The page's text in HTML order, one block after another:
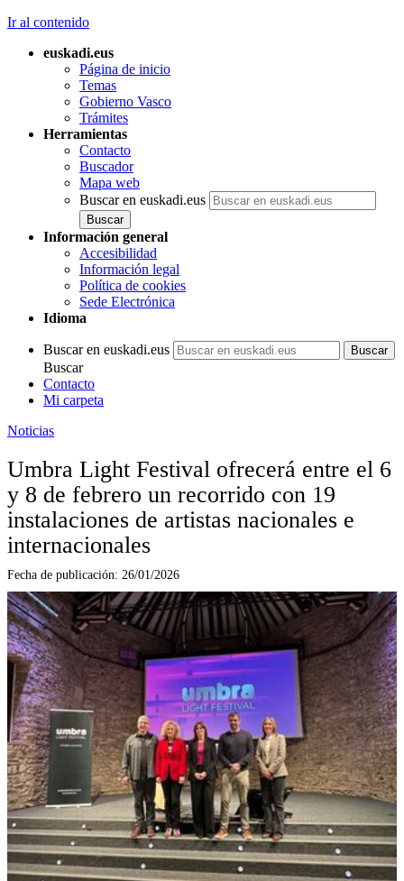
Ir al contenido
euskadi.eus
Página de inicio
Temas
Gobierno Vasco
Trámites
Herramientas
Contacto
Buscador
Mapa web
Buscar en euskadi.eus
Información general
Accesibilidad
Información legal
Política de cookies
Sede Electrónica
Idioma
Buscar en euskadi.eus
Buscar
Contacto
Mi carpeta
Noticias
Umbra Light Festival ofrecerá entre el 6
y 8 de febrero un recorrido con 19
instalaciones de artistas nacionales e
internacionales
Fecha de publicación: 26/01/2026